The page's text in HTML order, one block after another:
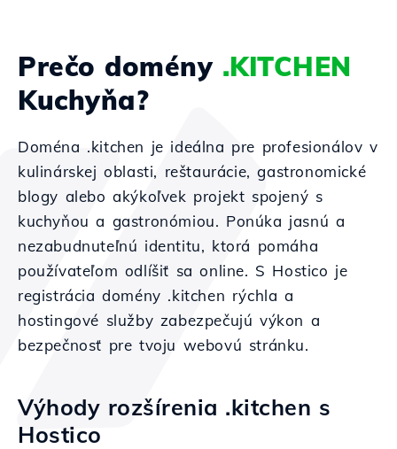
Prečo domény .KITCHEN
Kuchyňa?
Doména .kitchen je ideálna pre profesionálov v
kulinárskej oblasti, reštaurácie, gastronomické
blogy alebo akýkoľvek projekt spojený s
kuchyňou a gastronómiou. Ponúka jasnú a
nezabudnuteľnú identitu, ktorá pomáha
používateľom odlíšiť sa online. S Hostico je
registrácia domény .kitchen rýchla a
hostingové služby zabezpečujú výkon a
bezpečnosť pre tvoju webovú stránku.
Výhody rozšírenia .kitchen s
Hostico